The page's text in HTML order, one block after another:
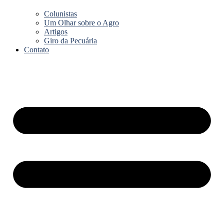
Colunistas
Um Olhar sobre o Agro
Artigos
Giro da Pecuária
Contato